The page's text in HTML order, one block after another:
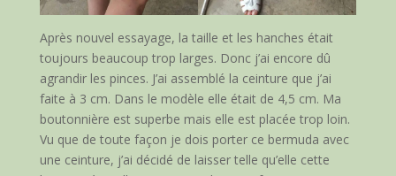
Après nouvel essayage, la taille et les hanches était
toujours beaucoup trop larges. Donc j’ai encore dû
agrandir les pinces. J’ai assemblé la ceinture que j’ai
faite à 3 cm. Dans le modèle elle était de 4,5 cm. Ma
boutonnière est superbe mais elle est placée trop loin.
Vu que de toute façon je dois porter ce bermuda avec
une ceinture, j’ai décidé de laisser telle qu’elle cette